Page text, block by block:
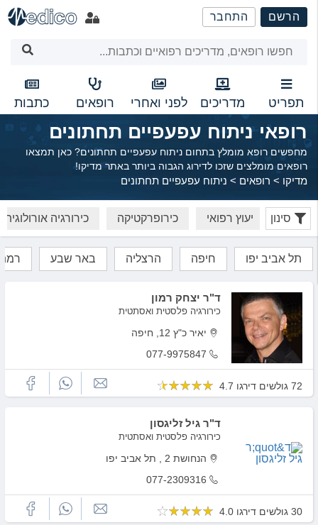
שִׂים
לֵב:
מַעֲרֶכֶת
נָגִישׁ
בִּקְלִיק
הַמְּסַיַּעַת
לִנְגִישׁוּת
הָאֲתָר.
הרשם התחבר
תפריט מדריכים לפני ואחרי רופאים כתבות
רופאי ניתוח עפעפיים תחתונים
מחפשים רופא מומלץ בתחום ניתוח עפעפיים תחתונים? כאן תמצאו
רופאים מומלצים שזכו לדירוג הגבוה ביותר באתר מדיקו!
מדיקו > רופאים > ניתוח עפעפיים תחתונים
סינון יעוץ רפואי כירופרקטיקה כירורגיה אורולוגית
תל אביב יפו חיפה הרצליה באר שבע רמת
ד"ר יצחק רמון
כירורגיה פלסטית ואסתטית
יאיר כ"ץ 12, חיפה
077-9975847
72 גולשים דירגו 4.7
ד"ר גיל זליגסון
כירורגיה פלסטית ואסתטית
הנחושת 2 , תל אביב יפו
077-2309316
30 גולשים דירגו 4.0